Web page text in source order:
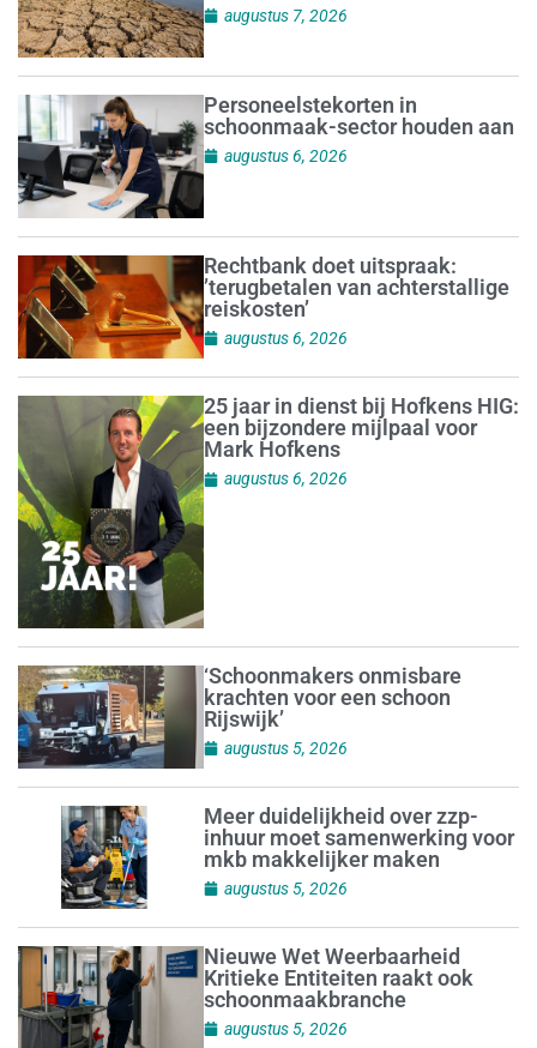
augustus 7, 2026
Personeelstekorten in
schoonmaak-sector houden aan
augustus 6, 2026
Rechtbank doet uitspraak:
’terugbetalen van achterstallige
reiskosten’
augustus 6, 2026
25 jaar in dienst bij Hofkens HIG:
een bijzondere mijlpaal voor
Mark Hofkens
augustus 6, 2026
‘Schoonmakers onmisbare
krachten voor een schoon
Rijswijk’
augustus 5, 2026
Meer duidelijkheid over zzp-
inhuur moet samenwerking voor
mkb makkelijker maken
augustus 5, 2026
Nieuwe Wet Weerbaarheid
Kritieke Entiteiten raakt ook
schoonmaakbranche
augustus 5, 2026